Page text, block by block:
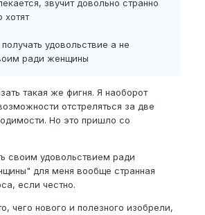
звучит довольно странно
хотят
удовольствие а не
ради женщины
такая же фигня. Я наоборот
отстреляться за две
Но это пришло со
своим удовольствием ради
для меня вообще странная
если честно.
чего нового и полезного изобрели,